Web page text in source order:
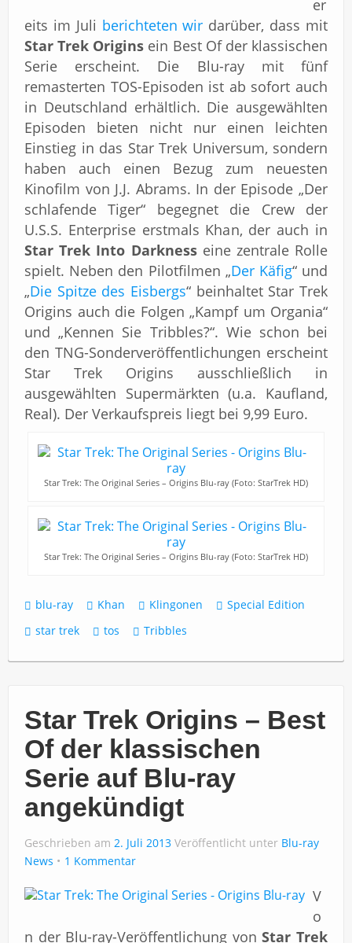
er
eits im Juli berichteten wir darüber, dass mit
Star Trek Origins ein Best Of der klassischen
Serie erscheint. Die Blu-ray mit fünf
remasterten TOS-Episoden ist ab sofort auch
in Deutschland erhältlich. Die ausgewählten
Episoden bieten nicht nur einen leichten
Einstieg in das Star Trek Universum, sondern
haben auch einen Bezug zum neuesten
Kinofilm von J.J. Abrams. In der Episode „Der
schlafende Tiger“ begegnet die Crew der
U.S.S. Enterprise erstmals Khan, der auch in
Star Trek Into Darknesseine zentrale Rolle
spielt. Neben den Pilotfilmen „Der Käfig“ und
„Die Spitze des Eisbergs“ beinhaltet Star Trek
Origins auch die Folgen „Kampf um Organia“
und „Kennen Sie Tribbles?“. Wie schon bei
den TNG-Sonderveröffentlichungen erscheint
Star Trek Origins ausschließlich in
ausgewählten Supermärkten (u.a. Kaufland,
Real). Der Verkaufspreis liegt bei 9,99 Euro.
Star Trek: The Original Series – Origins Blu-ray (Foto: StarTrek HD)
Star Trek: The Original Series – Origins Blu-ray (Foto: StarTrek HD)
blu-ray Khan Klingonen
Special Edition
star trek
tos Tribbles
Star Trek Origins – Best
Of der klassischen
Serie auf Blu-ray
angekündigt
Geschrieben am 2. Juli 2013 Veröffentlicht unter Blu-ray
News
1 Kommentar
V
o
n der Blu-ray-Veröffentlichung vonStar Trek